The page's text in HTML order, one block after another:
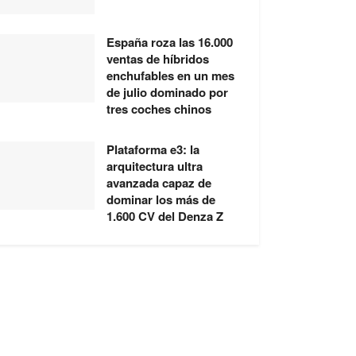
España roza las 16.000
ventas de híbridos
enchufables en un mes
de julio dominado por
tres coches chinos
Plataforma e3: la
arquitectura ultra
avanzada capaz de
dominar los más de
1.600 CV del Denza Z